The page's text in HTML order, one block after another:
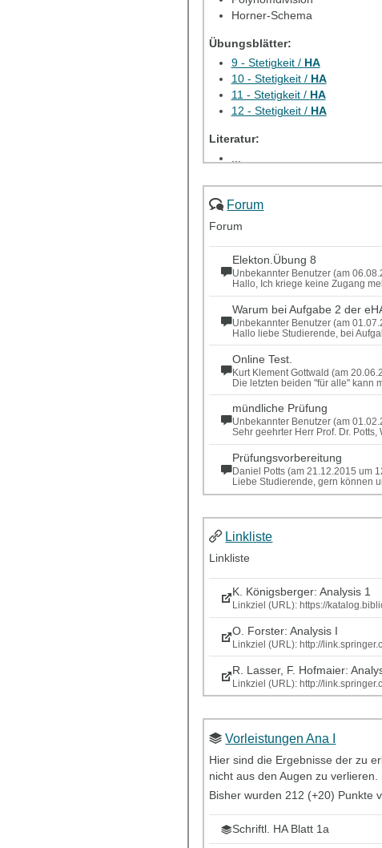
Horner-Schema
Übungsblätter:
9 - Stetigkeit / HA
10 - Stetigkeit / HA
11 - Stetigkeit / HA
12 - Stetigkeit / HA
Literatur:
Forum
Forum
Elekton.Übung 8
Unbekannter Benutzer (am
Hallo, Ich kriege keine Zugang
Warum bei Aufgabe 2 der
Unbekannter Benutzer (am
Hallo liebe Studierende, bei
Online Test.
Kurt Klement Gottwald (am
Die letzten beiden "für alle" kann
mündliche Prüfung
Unbekannter Benutzer (am
Sehr geehrter Herr Prof. Dr.
Prüfungsvorbereitung
Daniel Potts (am 21.12.2015 um
Liebe Studierende, gern können
Linkliste
Linkliste
K. Königsberger: Analysis 1
Linkziel (URL): https://
O. Forster: Analysis I
Linkziel (URL): http://
R. Lasser, F. Hofmaier:
Linkziel (URL): http://
Vorleistungen Ana I
Hier sind die Ergebnisse der zu
nicht aus den Augen zu verlieren.
Bisher wurden 212 (+20) Punkte
Schriftl. HA Blatt 1a